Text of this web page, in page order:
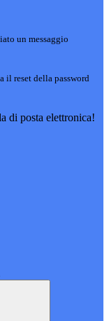
un messaggio
il reset della password
di posta elettronica!